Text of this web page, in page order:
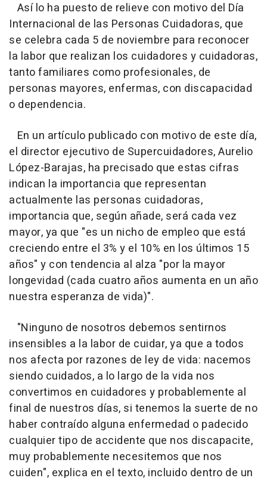
Así lo ha puesto de relieve con motivo del Día
Internacional de las Personas Cuidadoras, que
se celebra cada 5 de noviembre para reconocer
la labor que realizan los cuidadores y cuidadoras,
tanto familiares como profesionales, de
personas mayores, enfermas, con discapacidad
o dependencia.
En un artículo publicado con motivo de este día,
el director ejecutivo de Supercuidadores, Aurelio
López-Barajas, ha precisado que estas cifras
indican la importancia que representan
actualmente las personas cuidadoras,
importancia que, según añade, será cada vez
mayor, ya que "es un nicho de empleo que está
creciendo entre el 3% y el 10% en los últimos 15
años" y con tendencia al alza "por la mayor
longevidad (cada cuatro años aumenta en un año
nuestra esperanza de vida)".
"Ninguno de nosotros debemos sentirnos
insensibles a la labor de cuidar, ya que a todos
nos afecta por razones de ley de vida: nacemos
siendo cuidados, a lo largo de la vida nos
convertimos en cuidadores y probablemente al
final de nuestros días, si tenemos la suerte de no
haber contraído alguna enfermedad o padecido
cualquier tipo de accidente que nos discapacite,
muy probablemente necesitemos que nos
cuiden", explica en el texto, incluido dentro de un